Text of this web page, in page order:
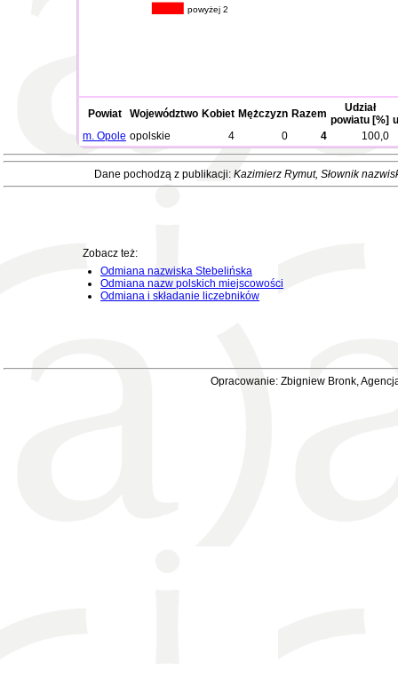
powyżej 2
Powiat Województwo Kobiet Mężczyzn Razem
Udział
powiatu [%]
m. Opole opolskie 4 0 4 100,0
Dane pochodzą z publikacji: Kazimierz Rymut, Słownik
Zobacz też:
Odmiana nazwiska Stebelińska
Odmiana nazw polskich miejscowości
Odmiana i składanie liczebników
Opracowanie: Zbigniew Bronk,